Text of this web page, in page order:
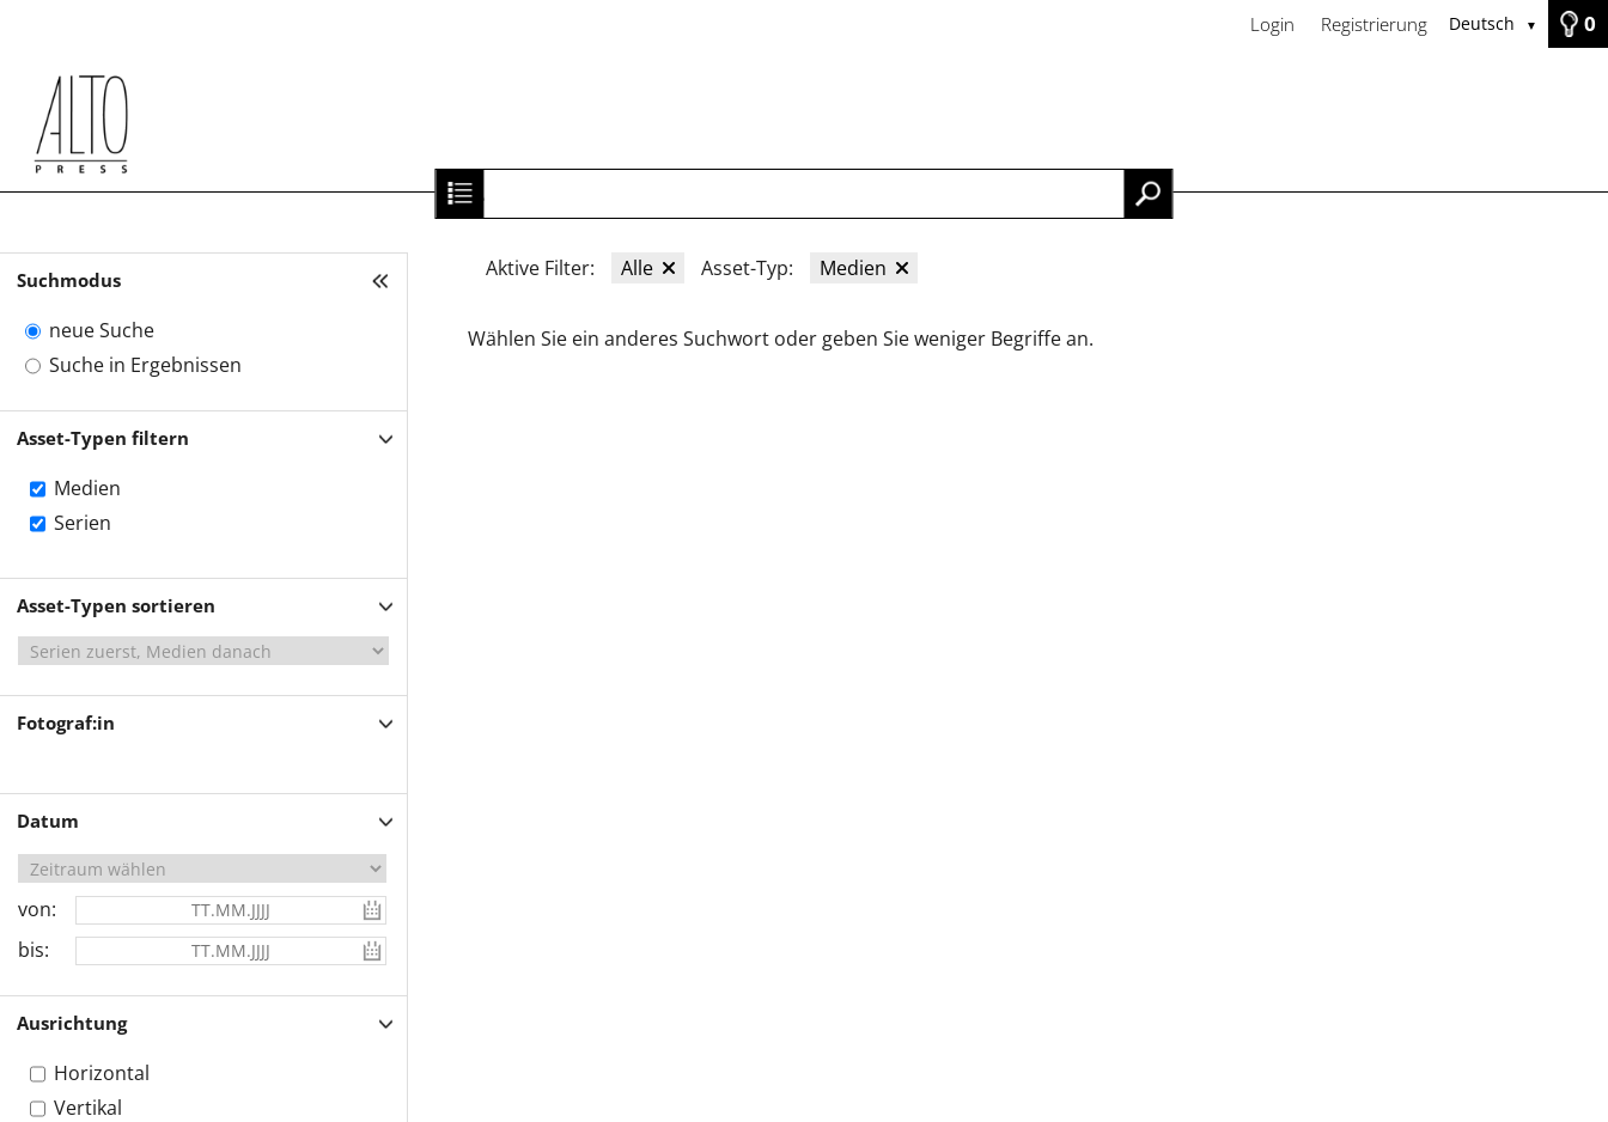
0
Deutsch ▼
Login Registrierung
HOME
Suchmodus
neue Suche
Suche in Ergebnissen
Asset-Typen filtern
Medien
Serien
Asset-Typen sortieren
Fotograf:in
Datum
von:
bis:
Ausrichtung
Horizontal
Vertikal
Aktive Filter: Alle Asset-Typ: Medien
Wählen Sie ein anderes Suchwort oder geben Sie weniger Begriffe an.